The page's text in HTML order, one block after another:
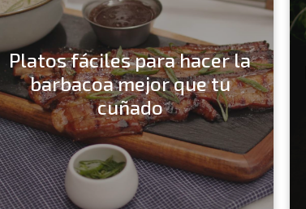
Platos fáciles para hacer la
barbacoa mejor que tu
cuñado